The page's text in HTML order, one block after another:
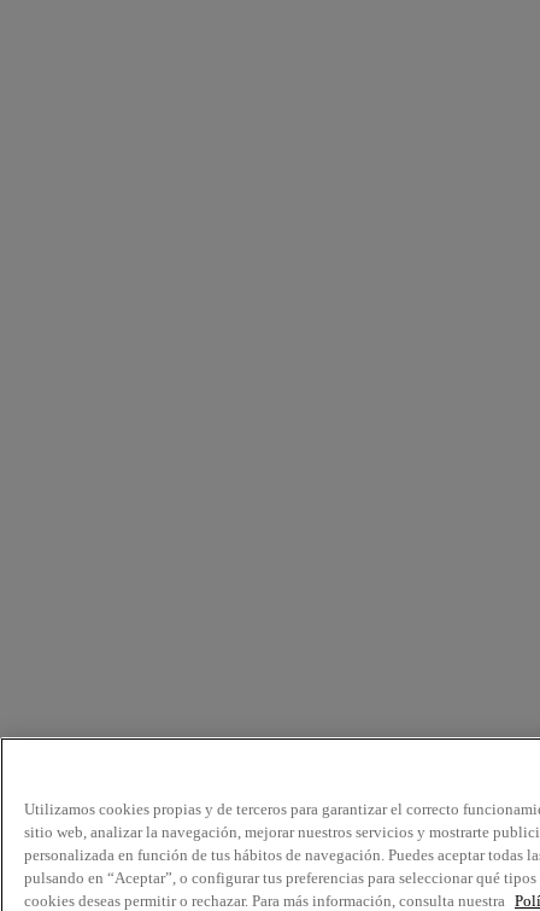
Utilizamos cookies propias y de terceros para garantizar el correcto
sitio web, analizar la navegación, mejorar nuestros servicios y mostrarte
personalizada en función de tus hábitos de navegación. Puedes aceptar todas
pulsando en “Aceptar”, o configurar tus preferencias para seleccionar qué tipos
cookies deseas permitir o rechazar. Para más información, consulta nuestra